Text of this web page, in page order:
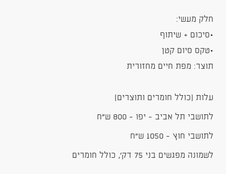
חלק מעשי:
•סיכום + שיתוף
•טקס סיום קטן
תוצר: מפת חיים מחזורית
עלות (כולל חומרים ותוצרים)
לתושבי תל אביב - יפו - 800 ש"ח
לתושבי חוץ - 1050 ש"ח
לשמונה מפגשים בני 75 דק', כולל חומרים